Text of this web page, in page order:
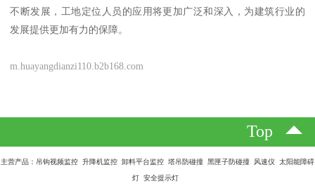
不断发展，工地定位人员的应用将更加广泛和深入，为建筑行业的
发展提供更加有力的保障。
m.huayangdianzi110.b2b168.com
Top
主营产品：吊钩视频监控 升降机监控 卸料平台监控 塔吊防碰撞 黑匣子防碰撞 风速仪 太阳能障碍
灯 安全提示灯